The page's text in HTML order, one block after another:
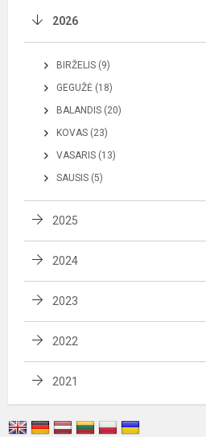
2026
BIRŽELIS (9)
GEGUŽĖ (18)
BALANDIS (20)
KOVAS (23)
VASARIS (13)
SAUSIS (5)
2025
2024
2023
2022
2021